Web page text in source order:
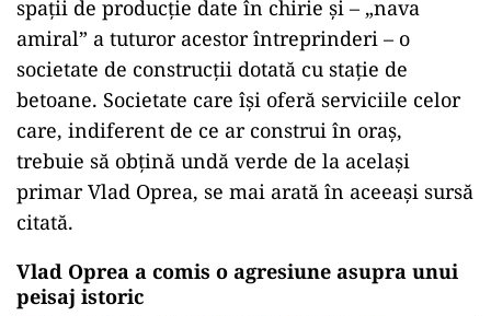
spații de producție date în chirie și – „nava
amiral” a tuturor acestor întreprinderi – o
societate de construcții dotată cu stație de
betoane. Societate care își oferă serviciile celor
care, indiferent de ce ar construi în oraș,
trebuie să obțină undă verde de la același
primar Vlad Oprea, se mai arată în aceeași sursă
citată.
Vlad Oprea a comis o agresiune asupra unui
peisaj istoric